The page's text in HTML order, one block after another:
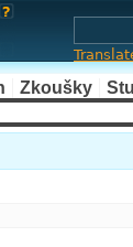
Zkoušky